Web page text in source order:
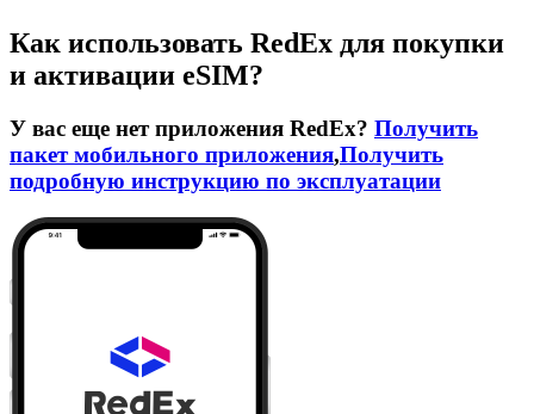
Как использовать RedEx для покупки
и активации eSIM?
У вас еще нет приложения RedEx? Получить
пакет мобильного приложения,Получить
подробную инструкцию по эксплуатации